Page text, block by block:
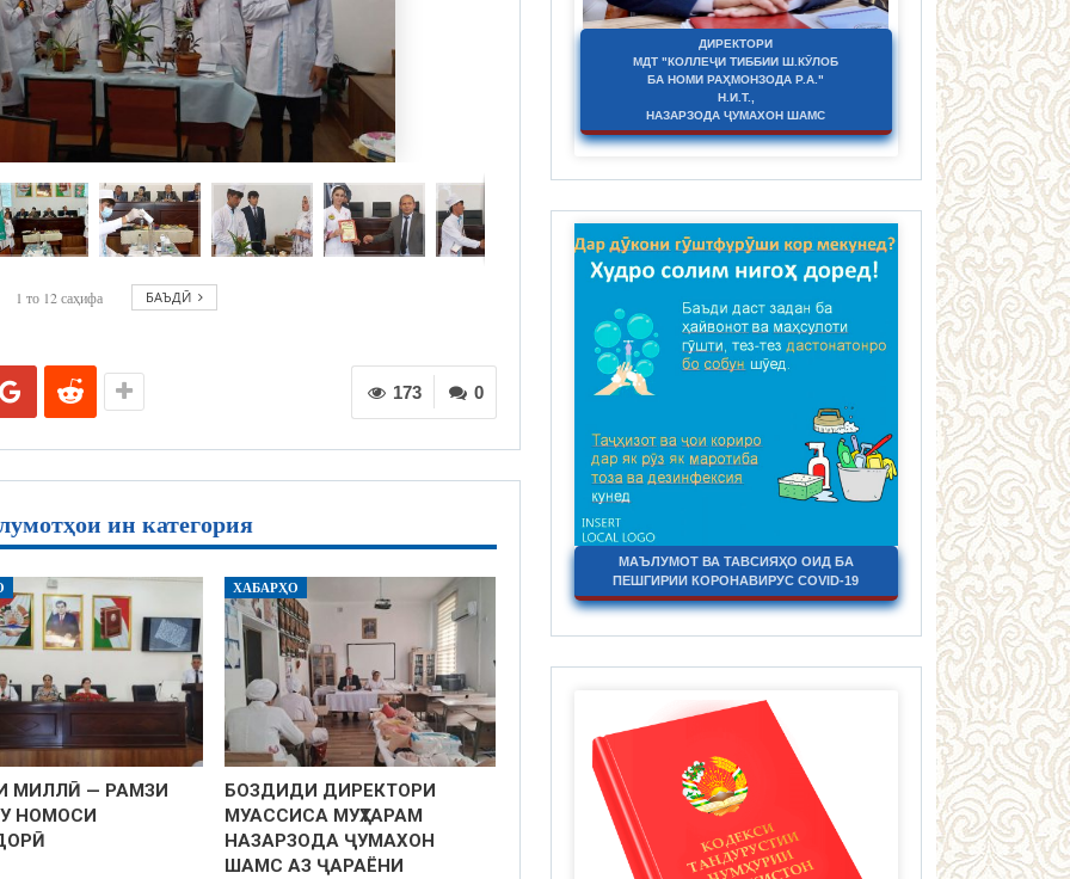
1 то 12саҳифа БАЪДӢ
0
173
ин категория
МИЛЛӢ — РАМЗИ
НОМОСИ
ХАБАРҲО
БОЗДИДИ ДИРЕКТОРИ
МУАССИСА МУҲТАРАМ
НАЗАРЗОДА ҶУМАХОН
ШАМС АЗ ҶАРАЁНИ
ДИРЕКТОРИ
МДТ "КОЛЛЕҶИ ТИББИИ Ш.КӮЛОБ
БА НОМИ РАҲМОНЗОДА Р.А."
Н.И.Т.,
НАЗАРЗОДА ҶУМАХОН ШАМС
МАЪЛУМОТ ВА ТАВСИЯҲО ОИД БА
ПЕШГИРИИ КОРОНАВИРУС COVID-19